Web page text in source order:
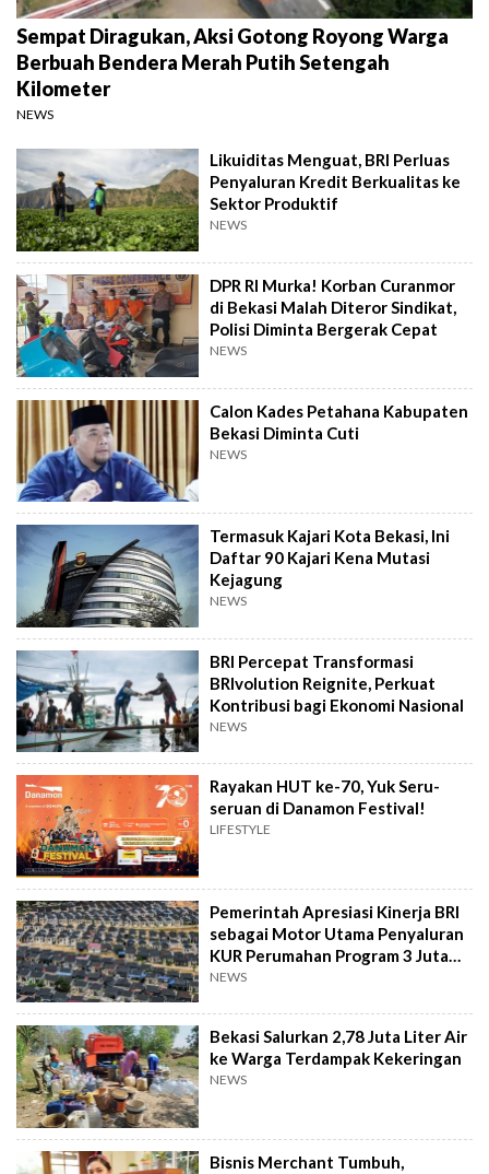
Sempat Diragukan, Aksi Gotong Royong Warga
Berbuah Bendera Merah Putih Setengah
Kilometer
NEWS
Likuiditas Menguat, BRI Perluas
Penyaluran Kredit Berkualitas ke
Sektor Produktif
NEWS
DPR RI Murka! Korban Curanmor
di Bekasi Malah Diteror Sindikat,
Polisi Diminta Bergerak Cepat
NEWS
Calon Kades Petahana Kabupaten
Bekasi Diminta Cuti
NEWS
Termasuk Kajari Kota Bekasi, Ini
Daftar 90 Kajari Kena Mutasi
Kejagung
NEWS
BRI Percepat Transformasi
BRIvolution Reignite, Perkuat
Kontribusi bagi Ekonomi Nasional
NEWS
Rayakan HUT ke-70, Yuk Seru-
seruan di Danamon Festival!
LIFESTYLE
Pemerintah Apresiasi Kinerja BRI
sebagai Motor Utama Penyaluran
KUR Perumahan Program 3 Juta
Rumah
NEWS
Bekasi Salurkan 2,78 Juta Liter Air
ke Warga Terdampak Kekeringan
NEWS
Bisnis Merchant Tumbuh,